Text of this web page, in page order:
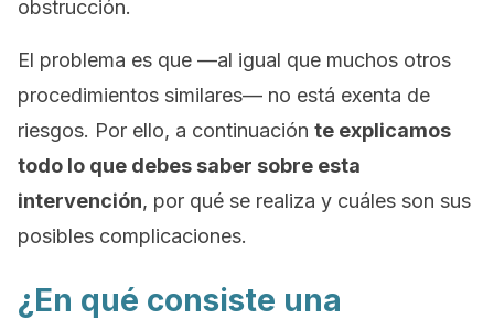
obstrucción.
El problema es que —al igual que muchos otros
procedimientos similares— no está exenta de
riesgos. Por ello, a continuación te explicamos
todo lo que debes saber sobre esta
intervención, por qué se realiza y cuáles son sus
posibles complicaciones.
¿En qué consiste una